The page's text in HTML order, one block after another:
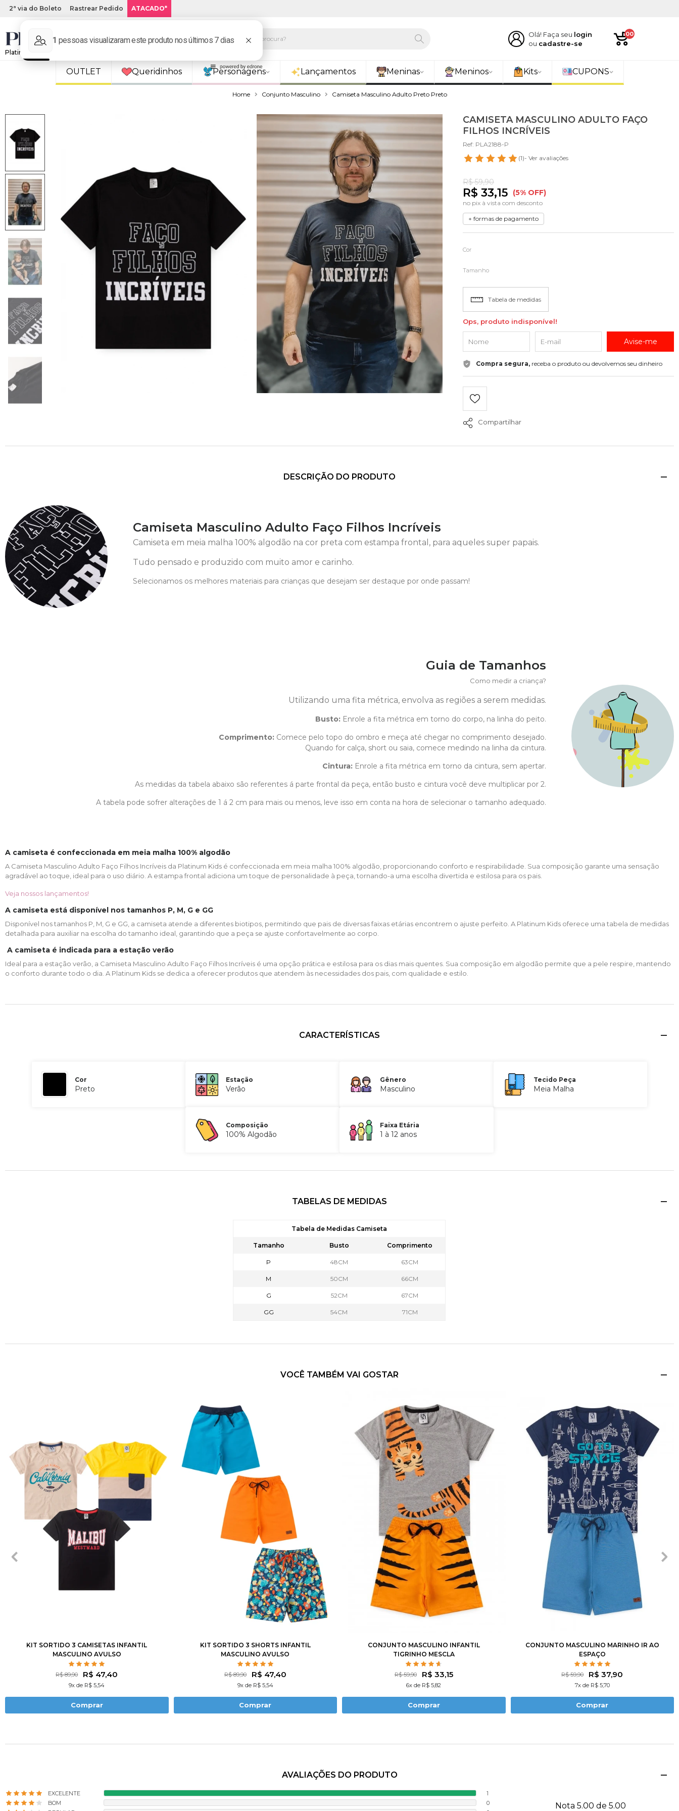
2ª via do Boleto Rastrear Pedido ATACADO*
Platinum Kids: Loja de roupa infantil online.
Olá! Faça seu login
ou cadastre-se
00
OUTLET Queridinhos Personagens Lançamentos Meninas Meninos Kits CUPONS
Home Conjunto Masculino Camiseta Masculino Adulto Preto Preto
CAMISETA MASCULINO ADULTO FAÇO
FILHOS INCRÍVEIS
Ref: PLA2188-P
(1)- Ver avaliações
R$ 59,90
R$ 33,15 (5% OFF)
no pix à vista com desconto
+ formas de pagamento
Cor
Tamanho
Tabela de medidas
Ops, produto indisponível!
Avise-me
Compra segura, receba o produto ou devolvemos seu dinheiro
Compartilhar
DESCRIÇÃO DO PRODUTO
Camiseta Masculino Adulto Faço Filhos Incríveis
Camiseta em meia malha 100% algodão na cor preta com estampa frontal, para aqueles super papais.
Tudo pensado e produzido com muito amor e carinho.
Selecionamos os melhores materiais para crianças que desejam ser destaque por onde passam!
Guia de Tamanhos
Como medir a criança?
Utilizando uma fita métrica, envolva as regiões a serem medidas.
Busto: Enrole a fita métrica em torno do corpo, na linha do peito.
Comprimento: Comece pelo topo do ombro e meça até chegar no comprimento desejado.
Quando for calça, short ou saia, comece medindo na linha da cintura.
Cintura: Enrole a fita métrica em torno da cintura, sem apertar.
As medidas da tabela abaixo são referentes á parte frontal da peça, então busto e cintura você deve multiplicar por 2.
A tabela pode sofrer alterações de 1 á 2 cm para mais ou menos, leve isso em conta na hora de selecionar o tamanho adequado.
A camiseta é confeccionada em meia malha 100% algodão
A Camiseta Masculino Adulto Faço Filhos Incríveis da Platinum Kids é confeccionada em meia malha 100% algodão, proporcionando conforto e respirabilidade. Sua composição garante uma sensação
agradável ao toque, ideal para o uso diário. A estampa frontal adiciona um toque de personalidade à peça, tornando-a uma escolha divertida e estilosa para os pais.
Veja nossos lançamentos!
A camiseta está disponível nos tamanhos P, M, G e GG
Disponível nos tamanhos P, M, G e GG, a camiseta atende a diferentes biotipos, permitindo que pais de diversas faixas etárias encontrem o ajuste perfeito. A Platinum Kids oferece uma tabela de medidas
detalhada para auxiliar na escolha do tamanho ideal, garantindo que a peça se ajuste confortavelmente ao corpo.
A camiseta é indicada para a estação verão
Ideal para a estação verão, a Camiseta Masculino Adulto Faço Filhos Incríveis é uma opção prática e estilosa para os dias mais quentes. Sua composição em algodão permite que a pele respire, mantendo
o conforto durante todo o dia. A Platinum Kids se dedica a oferecer produtos que atendem às necessidades dos pais, com qualidade e estilo.
CARACTERÍSTICAS
Cor
Preto
Estação
Verão
Gênero
Masculino
Tecido Peça
Meia Malha
Composição
100% Algodão
Faixa Etária
1 à 12 anos
TABELAS DE MEDIDAS
Tabela de Medidas Camiseta
Tamanho Busto Comprimento
P 48CM 63CM
M 50CM 66CM
G 52CM 67CM
GG 54CM 71CM
VOCÊ TAMBÉM VAI GOSTAR
KIT SORTIDO 3 CAMISETAS INFANTIL
MASCULINO AVULSO
R$ 89,90 R$ 47,40
9x de R$ 5,54
Comprar
8 10
KIT SORTIDO 3 SHORTS INFANTIL
MASCULINO AVULSO
R$ 89,90 R$ 47,40
9x de R$ 5,54
Comprar
CONJUNTO MASCULINO INFANTIL
TIGRINHO MESCLA
R$ 59,90 R$ 33,15
6x de R$ 5,82
Comprar
CONJUNTO MASCULINO MARINHO IR AO
ESPAÇO
R$ 59,90 R$ 37,90
7x de R$ 5,70
Comprar
AVALIAÇÕES DO PRODUTO
EXCELENTE
1
BOM
0
Nota 5.00 de 5.00